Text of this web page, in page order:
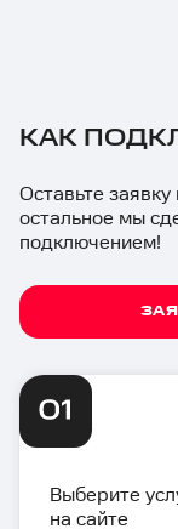
КАК
Оставьте заявку
остальное мы
подключением!
Выберите
на сайте